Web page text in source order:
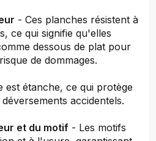
- Ces planches résistent à
ce qui signifie qu'elles
dessous de plat pour
de dommages.
est étanche, ce qui protège
accidentels.
et du motif - Les motifs